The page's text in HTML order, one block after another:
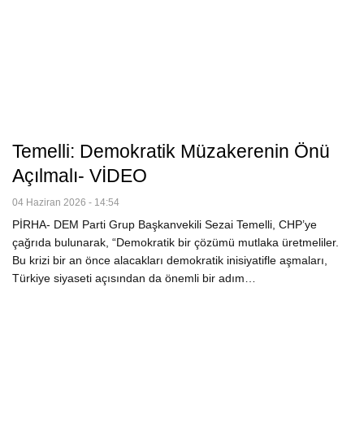
Temelli: Demokratik Müzakerenin Önü
Açılmalı- VİDEO
04 Haziran 2026 - 14:54
PİRHA- DEM Parti Grup Başkanvekili Sezai Temelli, CHP’ye
çağrıda bulunarak, “Demokratik bir çözümü mutlaka üretmeliler.
Bu krizi bir an önce alacakları demokratik inisiyatifle aşmaları,
Türkiye siyaseti açısından da önemli bir adım…